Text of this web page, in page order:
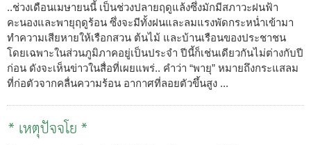
..ช่วงเดือนเมษายนนี้ เป็นช่วงปลายฤดูแล้งซึ่งมักมีสภาวะฝนฟ้า
คะนองและพายุฤดูร้อน ซึ่งจะมีทั้งฝนและลมแรงพัดกระหน่ำเข้ามา
ทำความเสียหายให้เรือกสวน ต้นไม้ และบ้านเรือนของประชาชน
โดยเฉพาะในส่วนภูมิภาคอยู่เป็นประจำ ปีนี้ก็เช่นเดียวกันไม่ต่างกับปี
ก่อน ดังจะเห็นข่าวในสื่อที่เผยแพร่.. คำว่า “พายุ” หมายถึงกระแสลม
ที่ก่อตัวจากคลื่นความร้อน อากาศที่ลอยตัวขึ้นสูง ...
* เหตุปัจจโย *